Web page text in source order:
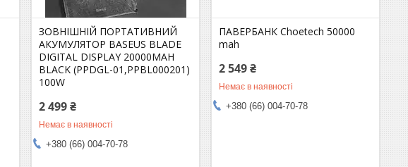
ЗОВНІШНІЙ ПОРТАТИВНИЙ
АКУМУЛЯТОР BASEUS BLADE
DIGITAL DISPLAY 20000MAH
BLACK (PPDGL-01,PPBL000201)
100W
2 499 ₴
Немає в наявності
+380 (66) 004-70-78
ПАВЕРБАНК Choetech 50000
mah
2 549 ₴
Немає в наявності
+380 (66) 004-70-78